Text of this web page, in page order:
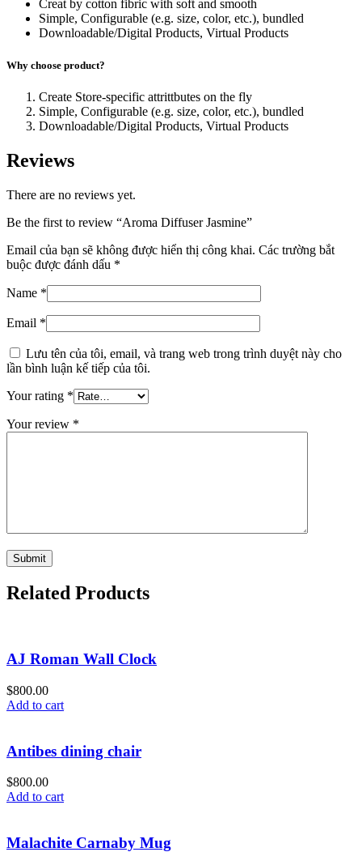
Creat by cotton fibric with soft and smooth
Simple, Configurable (e.g. size, color, etc.), bundled
Downloadable/Digital Products, Virtual Products
Why choose product?
Create Store-specific attrittbutes on the fly
Simple, Configurable (e.g. size, color, etc.), bundled
Downloadable/Digital Products, Virtual Products
Reviews
There are no reviews yet.
Be the first to review “Aroma Diffuser Jasmine”
Email của bạn sẽ không được hiển thị công khai. Các trường bắt
buộc được đánh dấu *
Name *
Email *
Lưu tên của tôi, email, và trang web trong trình duyệt này cho
lần bình luận kế tiếp của tôi.
Your rating *
Your review *
Related Products
AJ Roman Wall Clock
$800.00
Add to cart
Antibes dining chair
$800.00
Add to cart
Malachite Carnaby Mug